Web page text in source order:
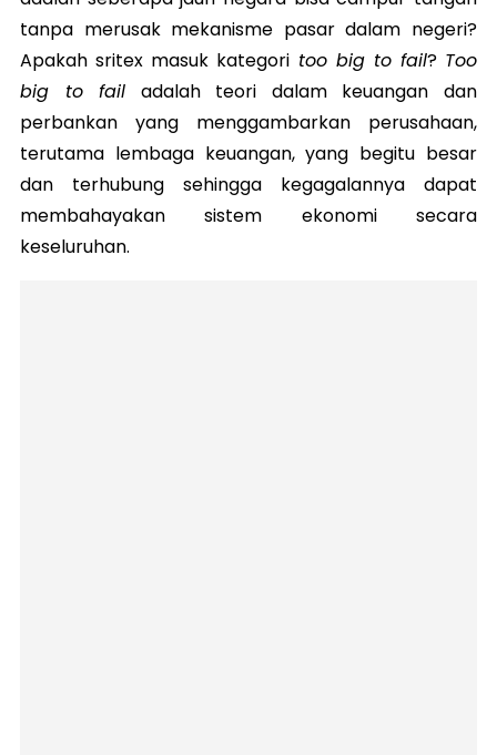
tanpa merusak mekanisme pasar dalam negeri?
Apakah sritex masuk kategori too big to fail? Too
big to fail adalah teori dalam keuangan dan
perbankan yang menggambarkan perusahaan,
terutama lembaga keuangan, yang begitu besar
dan terhubung sehingga kegagalannya dapat
membahayakan sistem ekonomi secara
keseluruhan.